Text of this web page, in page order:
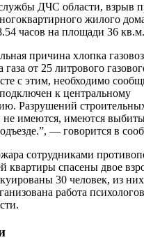
ДЧС области, взрыв
жилого
часов на площади 36 кв.м.
причина хлопка
газа от 25 литрового
с этим, необходимо
к центральному
Разрушений
не имеются, имеются
— говорится в
сотрудниками
квартиры спасены двое
30 человек, из
работа